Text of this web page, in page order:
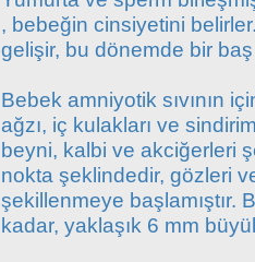
, bebeğin cinsiyetini
gelişir, bu dönemde bir
Bebek amniyotik sıvının
ağzı, iç kulakları ve
beyni, kalbi ve akciğerleri
nokta şeklindedir, gözleri
şekillenmeye başlamıştır.
kadar, yaklaşık 6 mm